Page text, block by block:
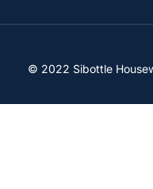
© 2022 Sibottle